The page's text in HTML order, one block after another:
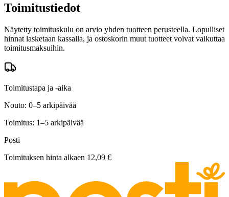
Toimitustiedot
Näytetty toimituskulu on arvio yhden tuotteen perusteella. Lopulliset
hinnat lasketaan kassalla, ja ostoskorin muut tuotteet voivat vaikuttaa
toimitusmaksuihin.
Toimitustapa ja -aika
Nouto: 0–5 arkipäivää
Toimitus: 1–5 arkipäivää
Posti
Toimituksen hinta alkaen 12,09 €